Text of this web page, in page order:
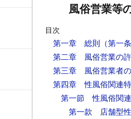
風俗営業等
目次
第一章 総則 （第一
第二章 風俗営業の
第三章 風俗営業者
第四章 性風俗関連
第一節 性風俗関
第一款 店舗型